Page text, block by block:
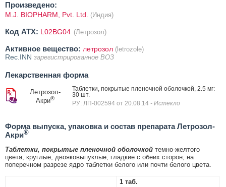
Произведено:
M.J. BIOPHARM, Pvt. Ltd. (Индия)
Код ATX: L02BG04 (Летрозол)
Активное вещество: летрозол (letrozole)
Rec.INN зарегистрированное ВОЗ
Лекарственная форма
Летрозол-
Акри®
Таблетки, покрытые пленочной оболочкой, 2.5 мг:
30 шт.
РУ: ЛП-002594 от 20.08.14 - Истекло
Форма выпуска, упаковка и состав препарата Летрозол-
Акри®
Таблетки, покрытые пленочной оболочкой темно-желтого
цвета, круглые, двояковыпуклые, гладкие с обеих сторон; на
поперечном разрезе ядро таблетки белого или почти белого цвета.
1 таб.